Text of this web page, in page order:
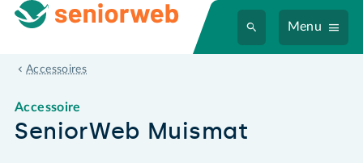
Menu
Accessoires
SeniorWeb Muismat
Accessoire
SeniorWeb Muismat